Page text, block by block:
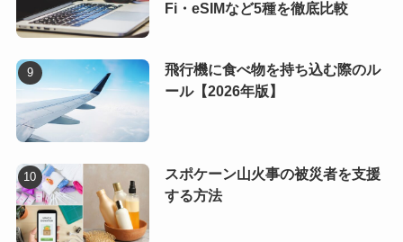
Fi・eSIMなど5種を徹底比較
飛行機に食べ物を持ち込む際のル
ール【2026年版】
スポケーン山火事の被災者を支援
する方法